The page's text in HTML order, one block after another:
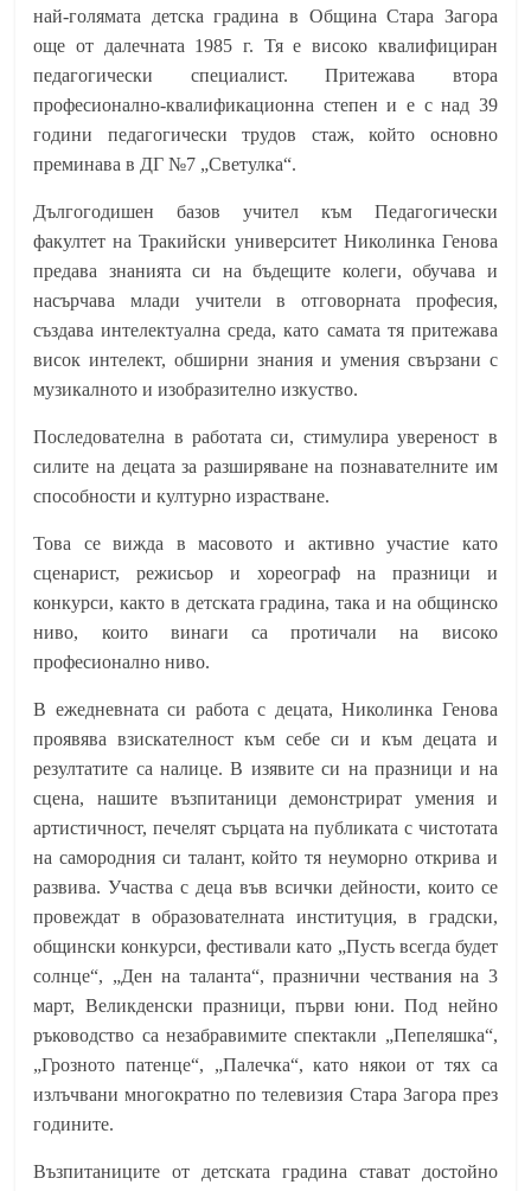
най-голямата детска градина в Община Стара Загора
още от далечната 1985 г. Тя е високо квалифициран
педагогически специалист. Притежава втора
профeсионално-квалификационна степен и е с над 39
години педагогически трудов стаж, който основно
преминава в ДГ №7 „Светулка“.
Дългогодишен базов учител към Педагогически
факултет на Тракийски университет Николинка Генова
предава знанията си на бъдещите колеги, обучава и
насърчава млади учители в отговорната професия,
създава интелектуална среда, като самата тя притежава
висок интелект, обширни знания и умения свързани с
музикалното и изобразително изкуство.
Последователна в работата си, стимулира увереност в
силите на децата за разширяване на познавателните им
способности и културно израстване.
Това се вижда в масовото и активно участие като
сценарист, режисьор и хореограф на празници и
конкурси, както в детската градина, така и на общинско
ниво, които винаги са протичали на високо
професионално ниво.
В ежедневната си работа с децата, Николинка Генова
проявява взискателност към себе си и към децата и
резултатите са налице. В изявите си на празници и на
сцена, нашите възпитаници демонстрират умения и
артистичност, печелят сърцата на публиката с чистотата
на самородния си талант, който тя неуморно открива и
развива. Участва с деца във всички дейности, които се
провеждат в образователната институция, в градски,
общински конкурси, фестивали като „Пусть всегда будет
солнце“, „Ден на таланта“, празнични чествания на 3
март, Великденски празници, първи юни. Под нейно
ръководство са незабравимите спектакли „Пепеляшка“,
„Грозното патенце“, „Палечка“, като някои от тях са
излъчвани многократно по телевизия Стара Загора през
годините.
Възпитаниците от детската градина стават достойно